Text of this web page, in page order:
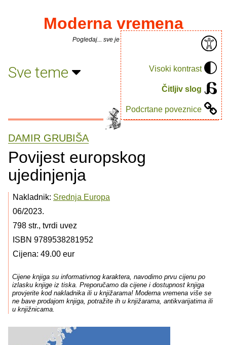
Visoki kontrast
Čitljiv slog
Podcrtane poveznice
Moderna vremena
Pogledaj... sve je puno knjiga.
Sve teme
DAMIR GRUBIŠA
Povijest europskog
ujedinjenja
Nakladnik: Srednja Europa
06/2023.
798 str., tvrdi uvez
ISBN 9789538281952
Cijena: 49.00 eur
Cijene knjiga su informativnog karaktera, navodimo prvu cijenu po
izlasku knjige iz tiska. Preporučamo da cijene i dostupnost knjiga
provjerite kod nakladnika ili u knjižarama! Moderna vremena više se
ne bave prodajom knjiga, potražite ih u knjižarama, antikvarijatima ili
u knjižnicama.